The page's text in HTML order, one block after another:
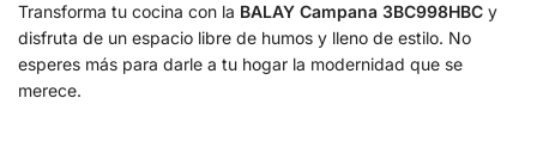
Transforma tu cocina con la BALAY Campana 3BC998HBC y
disfruta de un espacio libre de humos y lleno de estilo. No
esperes más para darle a tu hogar la modernidad que se
merece.